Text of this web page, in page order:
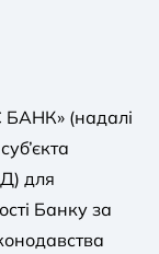
(надалі
для
Банку за